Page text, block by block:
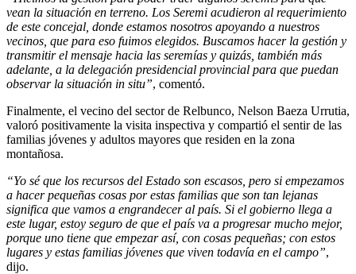
vean la situación en terreno. Los Seremi acudieron al requerimiento
de este concejal, donde estamos nosotros apoyando a nuestros
vecinos, que para eso fuimos elegidos. Buscamos hacer la gestión y
transmitir el mensaje hacia las seremías y quizás, también más
adelante, a la delegación presidencial provincial para que puedan
observar la situación in situ”, comentó.
Finalmente, el vecino del sector de Relbunco, Nelson Baeza Urrutia,
valoró positivamente la visita inspectiva y compartió el sentir de las
familias jóvenes y adultos mayores que residen en la zona
montañosa.
“Yo sé que los recursos del Estado son escasos, pero si empezamos
a hacer pequeñas cosas por estas familias que son tan lejanas
significa que vamos a engrandecer al país. Si el gobierno llega a
este lugar, estoy seguro de que el país va a progresar mucho mejor,
porque uno tiene que empezar así, con cosas pequeñas; con estos
lugares y estas familias jóvenes que viven todavía en el campo”,
dijo.